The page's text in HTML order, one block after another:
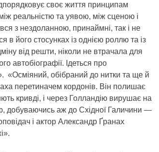
своє життя принципам
реальністю та уявою, між сценою і
з нездоланною, принаймні, так і не
його стосунках із однією роллю та із
від решти, ніколи не втрачала для
автобіографії. Ідеться про
обібраний до нитки та ще й
перетиначем кордонів. Він полишає
кривді, і через Голландію вирушає на
добуваючись аж до Східної Галичини —
і актор Александр Ґранах